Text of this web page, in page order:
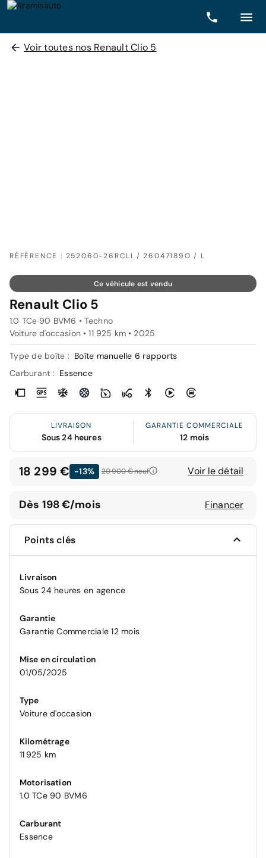
Voir toutes nos Renault Clio 5
RÉFÉRENCE : 252060-26RCLI / 26047189O / L
Ce véhicule est vendu
Renault Clio 5
1.0 TCe 90 BVM6 • Techno
Voiture d'occasion • 11 925 km • 2025
Type de boîte : Boîte manuelle 6 rapports
Carburant : Essence
LIVRAISON
Sous 24 heures
GARANTIE COMMERCIALE
12 mois
18 299 € -13% 20 900 €neuf Voir le détail
Dès 198 €/mois Financer
Points clés
Livraison
Sous 24 heures en agence
Garantie
Garantie Commerciale 12 mois
Mise en circulation
01/05/2025
Type
Voiture d'occasion
Kilométrage
11 925 km
Motorisation
1.0 TCe 90 BVM6
Carburant
Essence